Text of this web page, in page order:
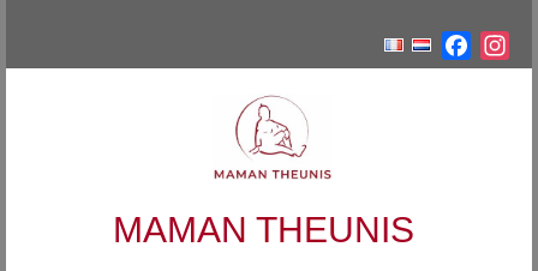
MAMAN THEUNIS